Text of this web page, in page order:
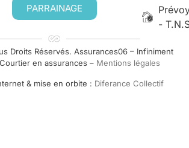
PARRAINAGE
-
Droits Réservés. Assurances06 – Infiniment
en assurances – Mentions légales
& mise en orbite : Diferance Collectif